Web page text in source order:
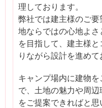
理しております。
弊社では建主様のご
地ならではの心地よ
を目指して、建主様
りながら設計を進めて
キャンプ場内に建物
で、土地の魅力や周
をご提案できればと思